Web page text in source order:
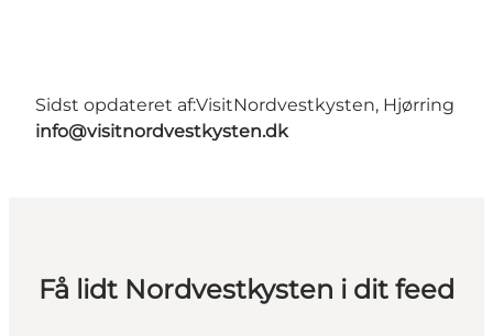
Sidst opdateret af:VisitNordvestkysten, Hjørring
info@visitnordvestkysten.dk
Få lidt Nordvestkysten i dit feed